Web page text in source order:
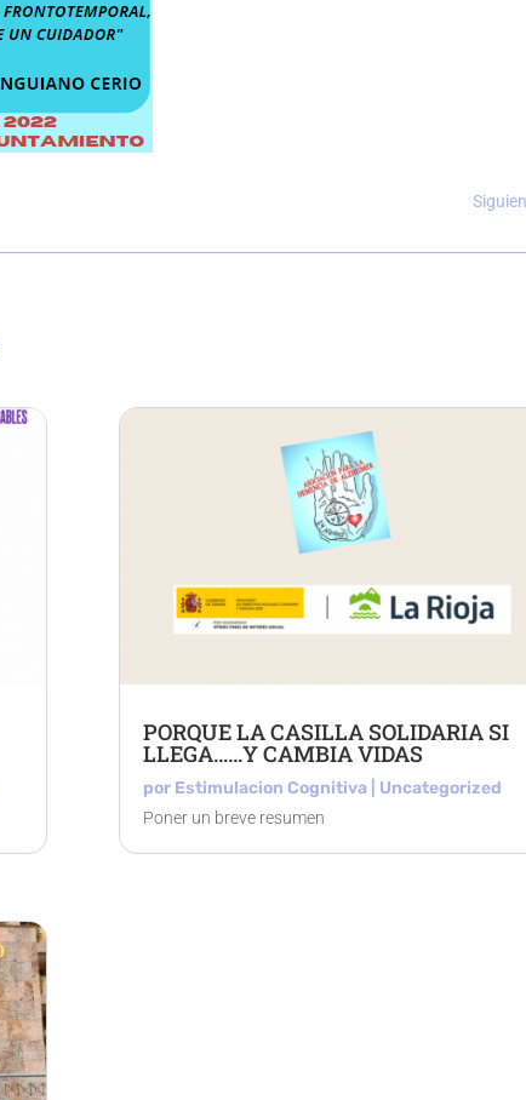
PORQUE LA CASILLA SOLIDARIA SI
LLEGA……Y CAMBIA VIDAS
por Estimulacion Cognitiva| Uncategorized
Poner un breve resumen